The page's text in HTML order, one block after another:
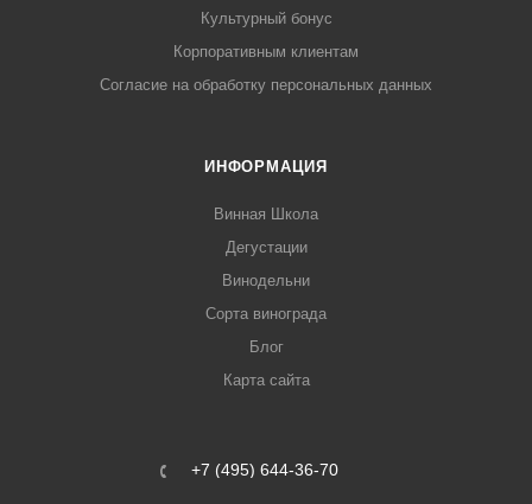
Культурный бонус
Корпоративным клиентам
Согласие на обработку персональных данных
ИНФОРМАЦИЯ
Винная Школа
Дегустации
Винодельни
Сорта винограда
Блог
Карта сайта
+7 (495) 644-36-70